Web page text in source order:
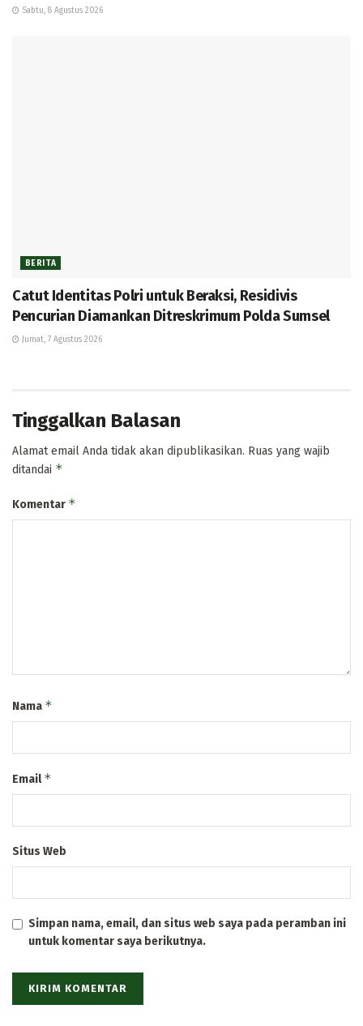
Sabtu, 8 Agustus 2026
BERITA
Catut Identitas Polri untuk Beraksi, Residivis
Pencurian Diamankan Ditreskrimum Polda Sumsel
Jumat, 7 Agustus 2026
Tinggalkan Balasan
Alamat email Anda tidak akan dipublikasikan. Ruas yang wajib
ditandai *
Komentar *
Nama *
Email*
Situs Web
Simpan nama, email, dan situs web saya pada peramban ini
untuk komentar saya berikutnya.